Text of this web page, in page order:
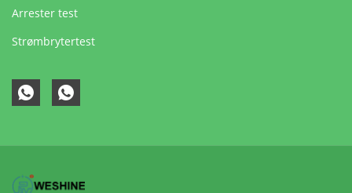
Arrester test
Strømbrytertest